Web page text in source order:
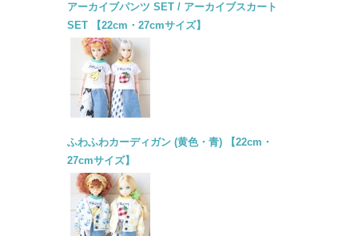
アーカイブパンツ SET / アーカイブスカート
SET 【22cm・27cmサイズ】
ふわふわカーディガン (黄色・青) 【22cm・
27cmサイズ】